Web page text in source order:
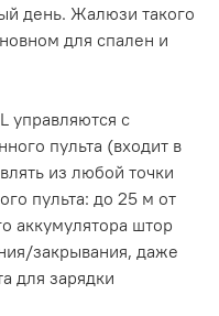
день. Жалюзи такого
для спален и
управляются с
пульта (входит в
из любой точки
пульта: до 25 м от
аккумулятора штор
закрывания, даже
для зарядки